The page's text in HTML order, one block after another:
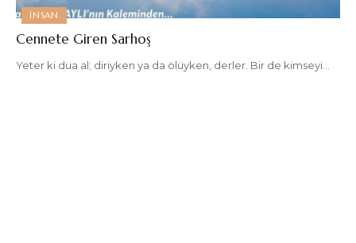
İNSAN
Cennete Giren Sarhoş
Yeter ki dua al; diriyken ya da ölüyken, derler. Bir de kimseyi